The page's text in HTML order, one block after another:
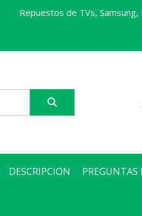
Repuestos de TVs, Samsung,
DESCRIPCION PREGUNTAS